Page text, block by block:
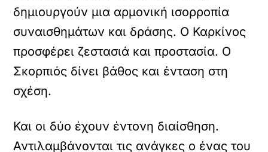
δημιουργούν μια αρμονική ισορροπία
συναισθημάτων και δράσης. Ο Καρκίνος
προσφέρει ζεστασιά και προστασία. Ο
Σκορπιός δίνει βάθος και ένταση στη
σχέση.
Και οι δύο έχουν έντονη διαίσθηση.
Αντιλαμβάνονται τις ανάγκες ο ένας του